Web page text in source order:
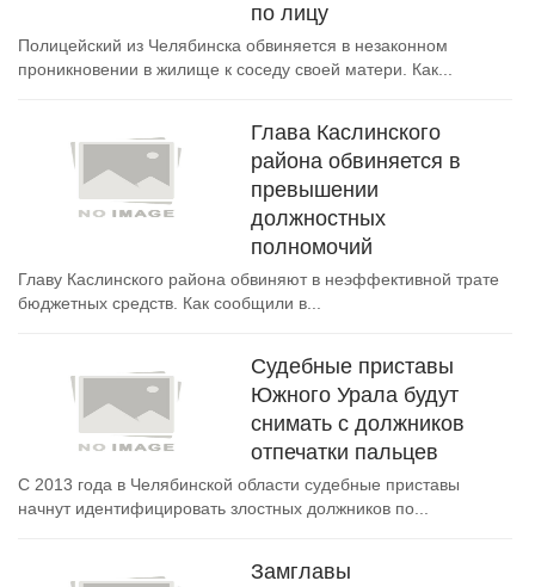
по лицу
Полицейский из Челябинска обвиняется в незаконном
проникновении в жилище к соседу своей матери. Как...
Глава Каслинского
района обвиняется в
превышении
должностных
полномочий
Главу Каслинского района обвиняют в неэффективной трате
бюджетных средств. Как сообщили в...
Судебные приставы
Южного Урала будут
снимать с должников
отпечатки пальцев
С 2013 года в Челябинской области судебные приставы
начнут идентифицировать злостных должников по...
Замглавы